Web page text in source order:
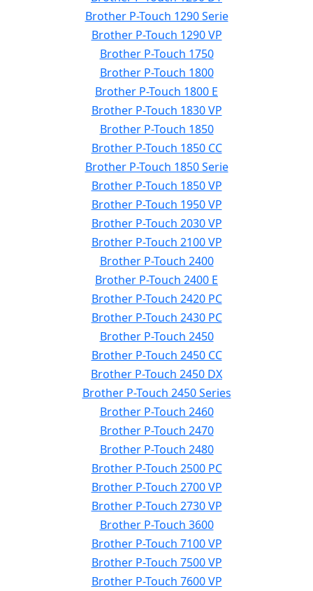
Brother P-Touch 1290 Serie
Brother P-Touch 1290 VP
Brother P-Touch 1750
Brother P-Touch 1800
Brother P-Touch 1800 E
Brother P-Touch 1830 VP
Brother P-Touch 1850
Brother P-Touch 1850 CC
Brother P-Touch 1850 Serie
Brother P-Touch 1850 VP
Brother P-Touch 1950 VP
Brother P-Touch 2030 VP
Brother P-Touch 2100 VP
Brother P-Touch 2400
Brother P-Touch 2400 E
Brother P-Touch 2420 PC
Brother P-Touch 2430 PC
Brother P-Touch 2450
Brother P-Touch 2450 CC
Brother P-Touch 2450 DX
Brother P-Touch 2450 Series
Brother P-Touch 2460
Brother P-Touch 2470
Brother P-Touch 2480
Brother P-Touch 2500 PC
Brother P-Touch 2700 VP
Brother P-Touch 2730 VP
Brother P-Touch 3600
Brother P-Touch 7100 VP
Brother P-Touch 7500 VP
Brother P-Touch 7600 VP